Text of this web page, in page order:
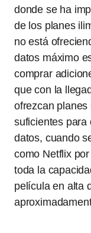
donde se ha
de los planes
no está
datos máximo
comprar
que con la
ofrezcan planes
suficientes para
datos, cuando
como Netflix
toda la
película en alta